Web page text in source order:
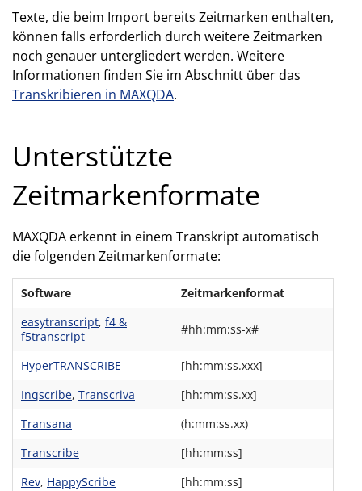
Texte, die beim Import bereits Zeitmarken enthalten,
können falls erforderlich durch weitere Zeitmarken
noch genauer untergliedert werden. Weitere
Informationen finden Sie im Abschnitt über das
Transkribieren in MAXQDA.
Unterstützte
Zeitmarkenformate
MAXQDA erkennt in einem Transkript automatisch
die folgenden Zeitmarkenformate:
Software
Zeitmarkenformat
easytranscript, f4 &
f5transcript
#hh:mm:ss-x#
HyperTRANSCRIBE
[hh:mm:ss.xxx]
Inqscribe, Transcriva
[hh:mm:ss.xx]
Transana
(h:mm:ss.xx)
Transcribe
[hh:mm:ss]
Rev, HappyScribe
[hh:mm:ss]